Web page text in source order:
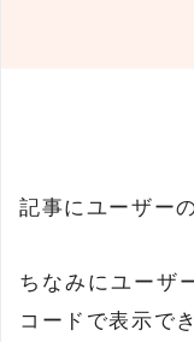
記事にユーザー
ちなみにユーザ
コードで表示で